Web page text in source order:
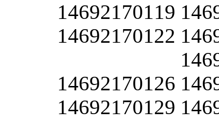
14692170119
14692170122
14692170126
14692170129